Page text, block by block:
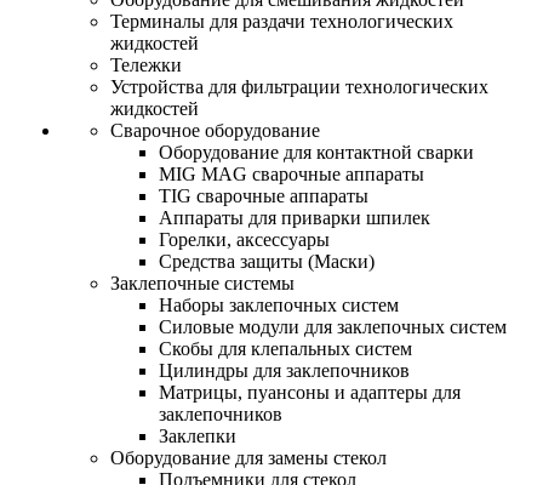
Терминалы для раздачи технологических
жидкостей
Тележки
Устройства для фильтрации технологических
жидкостей
Сварочное оборудование
Оборудование для контактной сварки
MIG MAG сварочные аппараты
TIG сварочные аппараты
Аппараты для приварки шпилек
Горелки, аксессуары
Средства защиты (Маски)
Заклепочные системы
Наборы заклепочных систем
Силовые модули для заклепочных систем
Скобы для клепальных систем
Цилиндры для заклепочников
Матрицы, пуансоны и адаптеры для
заклепочников
Заклепки
Оборудование для замены стекол
Подъемники для стекол